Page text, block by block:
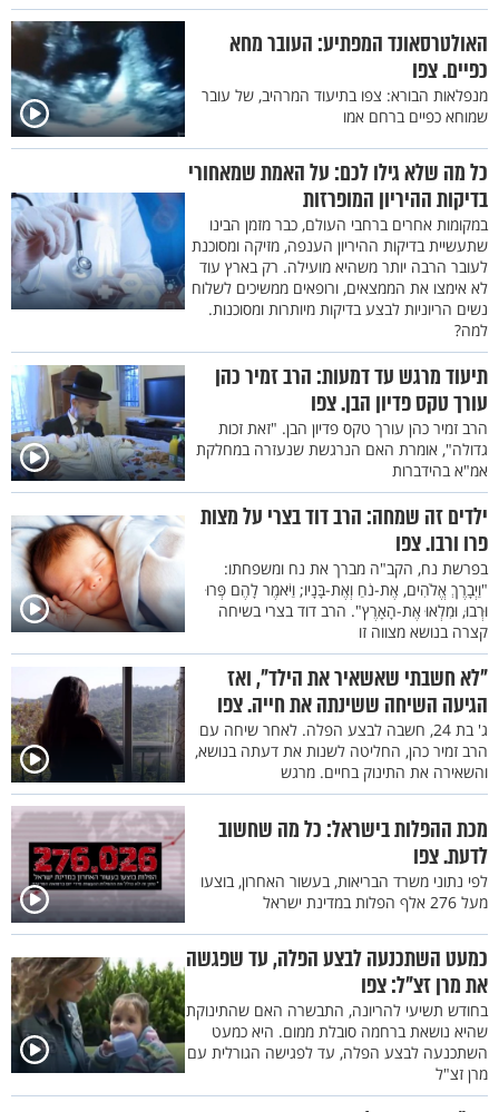
האולטרסאונד המפתיע: העובר מחא
כפיים. צפו
מנפלאות הבורא: צפו בתיעוד המרהיב, של עובר
שמוחא כפיים ברחם אמו
כל מה שלא גילו לכם: על האמת שמאחורי
בדיקות ההיריון המופרזות
במקומות אחרים ברחבי העולם, כבר מזמן הבינו
שתעשיית בדיקות ההיריון הענפה, מזיקה ומסוכנת
לעובר הרבה יותר משהיא מועילה. רק בארץ עוד
לא אימצו את הממצאים, ורופאים ממשיכים לשלוח
נשים הריוניות לבצע בדיקות מיותרות ומסוכנות.
למה?
תיעוד מרגש עד דמעות: הרב זמיר כהן
עורך טקס פדיון הבן. צפו
הרב זמיר כהן עורך טקס פדיון הבן. "זאת זכות
גדולה", אומרת האם הנרגשת שנעזרה במחלקת
אמ"א בהידברות
ילדים זה שמחה: הרב דוד בצרי על מצות
פרו ורבו. צפו
בפרשת נח, הקב"ה מברך את נח ומשפחתו:
"וַיְבָרֶךְ אֱלֹהִים, אֶת-נֹחַ וְאֶת-בָּנָיו; וַיֹּאמֶר לָהֶם פְּרוּ
וּרְבוּ, וּמִלְאוּ אֶת-הָאָרֶץ". הרב דוד בצרי בשיחה
קצרה בנושא מצווה זו
"לא חשבתי שאשאיר את הילד", ואז
הגיעה השיחה ששינתה את חייה. צפו
ג' בת 24, חשבה לבצע הפלה. לאחר שיחה עם
הרב זמיר כהן, החליטה לשנות את דעתה בנושא,
והשאירה את התינוק בחיים. מרגש
מכת ההפלות בישראל: כל מה שחשוב
לדעת. צפו
לפי נתוני משרד הבריאות, בעשור האחרון, בוצעו
מעל 276 אלף הפלות במדינת ישראל
כמעט השתכנעה לבצע הפלה, עד שפגשה
את מרן זצ"ל: צפו
בחודש תשיעי להריונה, התבשרה האם שהתינוקת
שהיא נושאת ברחמה סובלת ממום. היא כמעט
השתכנעה לבצע הפלה, עד לפגישה הגורלית עם
מרן זצ"ל